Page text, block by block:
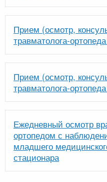
Прием (осмотр,
травматолога-
Прием (осмотр,
травматолога-
Ежедневный осмотр
ортопедом с
младшего
стационара